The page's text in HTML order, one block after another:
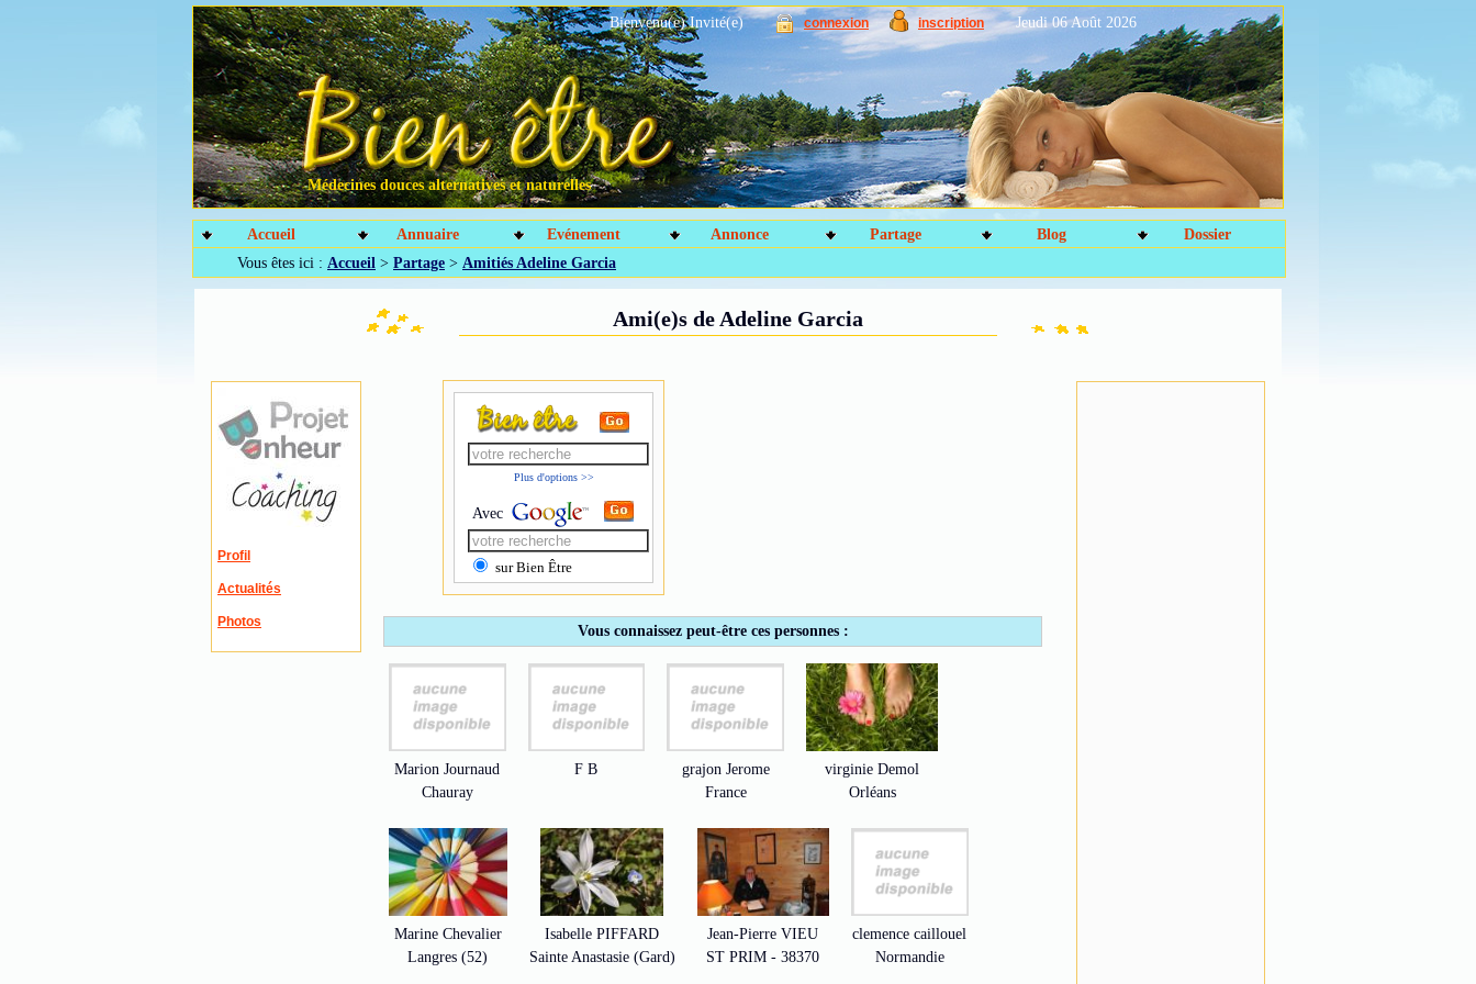
Bienvenu(e) Invité(e) connexion inscription Jeudi 06 Août 2026
Médecines douces alternatives et naturelles
Accueil Annuaire Evénement Annonce Partage Blog
Dossier
Vous êtes ici : Accueil > Partage > Amitiés Adeline Garcia
Ami(e)s de Adeline Garcia
Profil
Actualités
Photos
Plus d'options >>
Avec
sur Bien Être
Vous connaissez peut-être ces personnes :
Marion Journaud
Chauray
F B
grajon Jerome
France
virginie Demol
Orléans
Marine Chevalier
Langres (52)
Isabelle PIFFARD
Sainte Anastasie (Gard)
Jean-Pierre VIEU
ST PRIM - 38370
clemence caillouel
Normandie